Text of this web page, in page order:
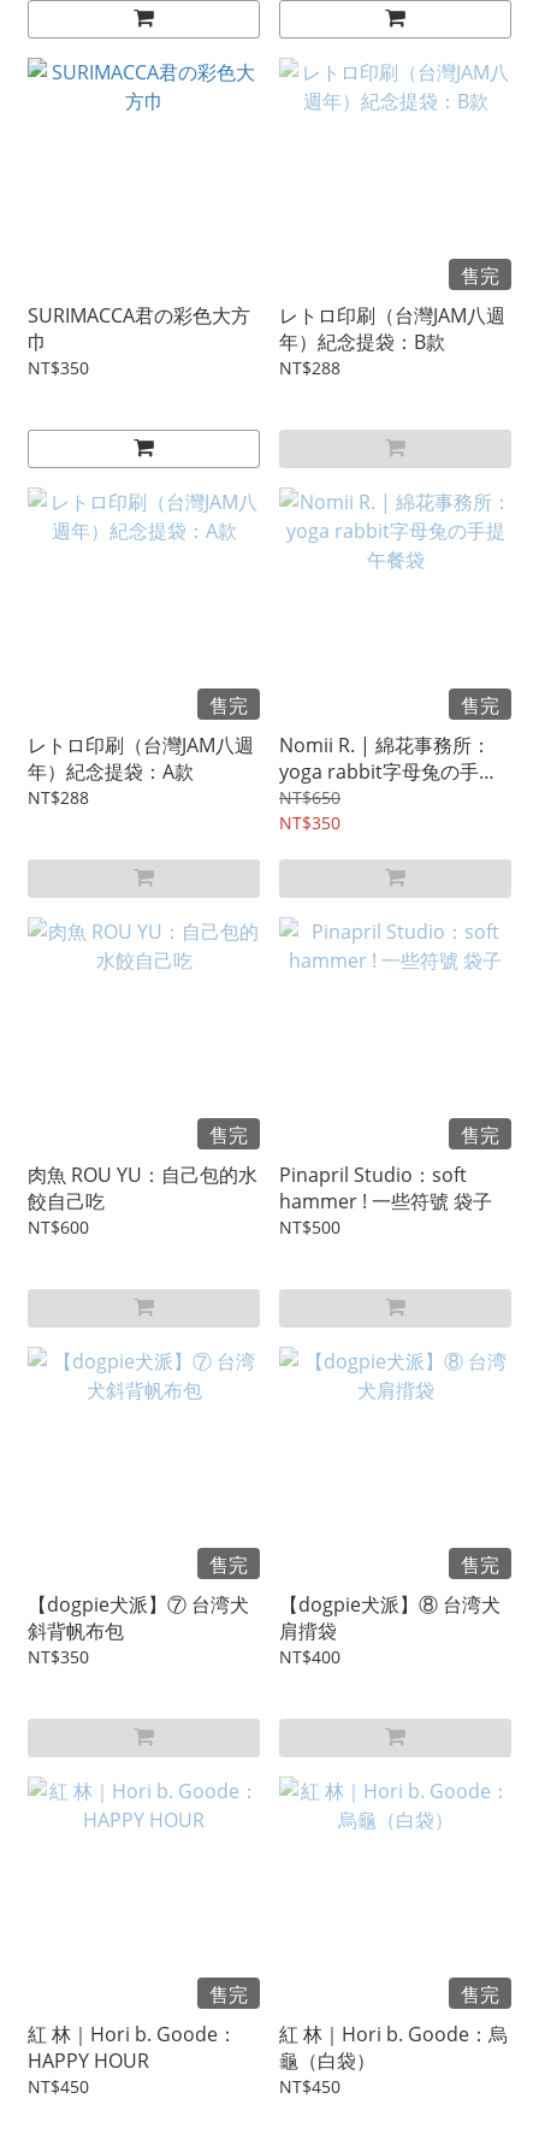
SURIMACCA君の彩色大方
巾
NT$350
售完
レトロ印刷（台灣JAM八週
年）紀念提袋：B款
NT$288
售完
レトロ印刷（台灣JAM八週
年）紀念提袋：A款
NT$288
售完
Nomii R. | 綿花事務所：
yoga rabbit字母兔の手提
午餐袋
NT$650
NT$350
售完
肉魚 ROU YU：自己包的水
餃自己吃
NT$600
售完
Pinapril Studio：soft
hammer ! 一些符號 袋子
NT$500
售完
【dogpie犬派】⑦ 台湾犬
斜背帆布包
NT$350
售完
【dogpie犬派】⑧ 台湾犬
肩揹袋
NT$400
售完
紅 林｜Hori b. Goode：
HAPPY HOUR
NT$450
售完
紅 林｜Hori b. Goode：烏
龜（白袋）
NT$450